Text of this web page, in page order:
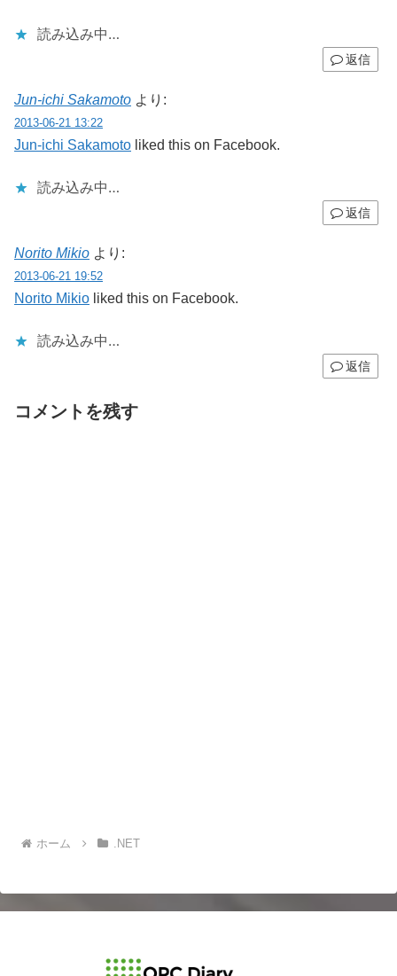
読み込み中…
返信
Jun-ichi Sakamoto より:
2013-06-21 13:22
Jun-ichi Sakamoto liked this on Facebook.
読み込み中…
返信
Norito Mikio より:
2013-06-21 19:52
Norito Mikio liked this on Facebook.
読み込み中…
返信
コメントを残す
ホーム .NET